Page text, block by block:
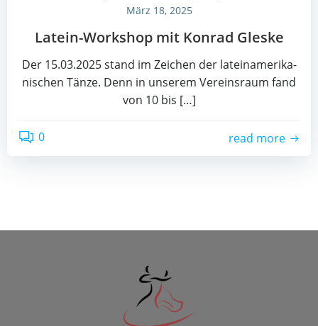
März 18, 2025
Latein-Work­shop mit Kon­rad Gleske
Der 15.03.2025 stand im Zei­chen der latein­ame­ri­ka­
ni­schen Tän­ze. Denn in unse­rem Ver­eins­raum fand
von 10 bis […]
0 read more